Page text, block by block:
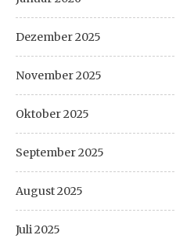
Dezember 2025
November 2025
Oktober 2025
September 2025
August 2025
Juli 2025